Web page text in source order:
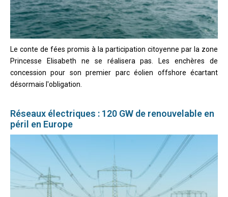
Le conte de fées promis à la participation citoyenne par la zone
Princesse Elisabeth ne se réalisera pas. Les enchères de
concession pour son premier parc éolien offshore écartant
désormais l'obligation.
Réseaux électriques : 120 GW de renouvelable en
péril en Europe